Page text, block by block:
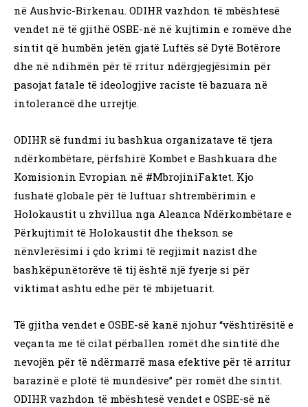
në Aushvic-Birkenau. ODIHR vazhdon të mbështesë
vendet në të gjithë OSBE-në në kujtimin e romëve dhe
sintit që humbën jetën gjatë Luftës së Dytë Botërore
dhe në ndihmën për të rritur ndërgjegjësimin për
pasojat fatale të ideologjive raciste të bazuara në
intolerancë dhe urrejtje.
ODIHR së fundmi iu bashkua organizatave të tjera
ndërkombëtare, përfshirë Kombet e Bashkuara dhe
Komisionin Evropian në #MbrojiniFaktet. Kjo
fushatë globale për të luftuar shtrembërimin e
Holokaustit u zhvillua nga Aleanca Ndërkombëtare e
Përkujtimit të Holokaustit dhe thekson se
nënvlerësimi i çdo krimi të regjimit nazist dhe
bashkëpunëtorëve të tij është një fyerje si për
viktimat ashtu edhe për të mbijetuarit.
Të gjitha vendet e OSBE-së kanë njohur “vështirësitë e
veçanta me të cilat përballen romët dhe sintitë dhe
nevojën për të ndërmarrë masa efektive për të arritur
barazinë e plotë të mundësive” për romët dhe sintit.
ODIHR vazhdon të mbështesë vendet e OSBE-së në